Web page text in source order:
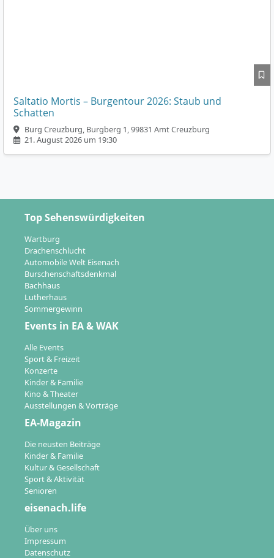
Saltatio Mortis – Burgentour 2026: Staub und
Schatten
Burg Creuzburg, Burgberg 1, 99831 Amt Creuzburg
21. August 2026 um 19:30
Top Sehenswürdigkeiten
Wartburg
Drachenschlucht
Automobile Welt Eisenach
Burschenschaftsdenkmal
Bachhaus
Lutherhaus
Sommergewinn
Events in EA & WAK
Alle Events
Sport & Freizeit
Konzerte
Kinder & Familie
Kino & Theater
Ausstellungen & Vorträge
EA-Magazin
Die neusten Beiträge
Kinder & Familie
Kultur & Gesellschaft
Sport & Aktivität
Senioren
eisenach.life
Über uns
Impressum
Datenschutz